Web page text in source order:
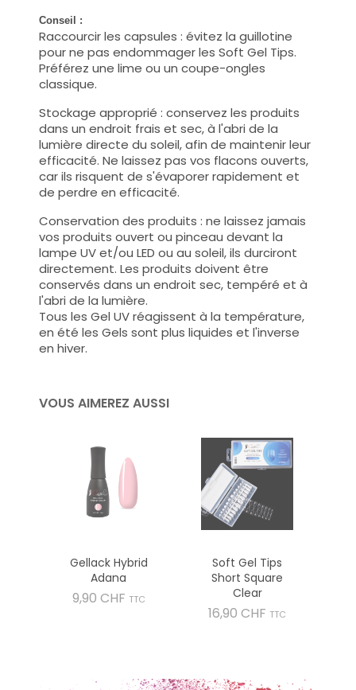
Conseil :
Raccourcir les capsules : évitez la guillotine
pour ne pas endommager les Soft Gel Tips.
Préférez une lime ou un coupe-ongles
classique.
Stockage approprié : conservez les produits
dans un endroit frais et sec, à l'abri de la
lumière directe du soleil, afin de maintenir leur
efficacité. Ne laissez pas vos flacons ouverts,
car ils risquent de s'évaporer rapidement et
de perdre en efficacité.
Conservation des produits : ne laissez jamais
vos produits ouvert ou pinceau devant la
lampe UV et/ou LED ou au soleil, ils durciront
directement. Les produits doivent être
conservés dans un endroit sec, tempéré et à
l'abri de la lumière.
Tous les Gel UV réagissent à la température,
en été les Gels sont plus liquides et l'inverse
en hiver.
VOUS AIMEREZ AUSSI
Gellack Hybrid
Adana
9,90 CHF Prix
TTC
Soft Gel Tips
Short Square
Clear
16,90 CHF Prix
TTC